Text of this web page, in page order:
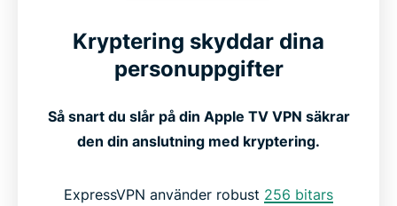
Kompatibel med alla Apple TV-generationer
Gratis eller premium-VPN för Apple TV?
Kryptering skyddar dina
personuppgifter
Så snart du slår på din Apple TV VPN säkrar
den din anslutning med kryptering.
ExpressVPN använder robust 256 bitars